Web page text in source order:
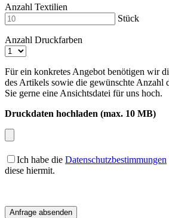
Anzahl Textilien
Stück
Anzahl Druckfarben
Für ein konkretes Angebot benötigen wir
des Artikels sowie die gewünschte Anzahl
Sie gerne eine Ansichtsdatei für uns hoch.
Druckdaten hochladen (max. 10 MB)
Ich habe die Datenschutzbestimmungen
diese hiermit.